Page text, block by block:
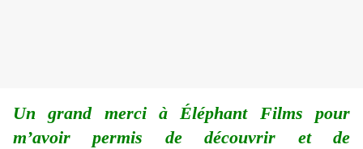
Un grand merci à Éléphant Films pour
m’avoir permis de découvrir et de